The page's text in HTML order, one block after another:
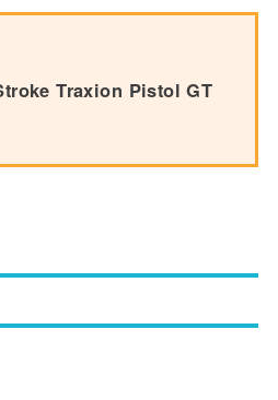
Traxion Pistol GT